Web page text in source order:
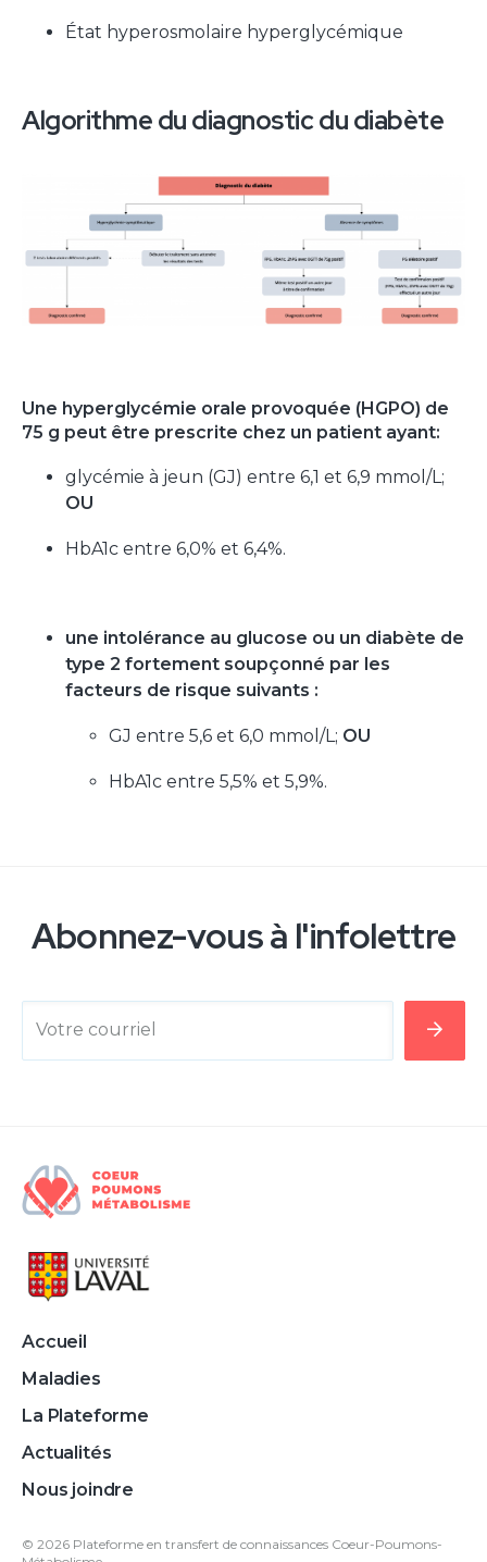
État hyperosmolaire hyperglycémique
Algorithme du diagnostic du diabète
Une hyperglycémie orale provoquée (HGPO) de
75 g peut être prescrite chez un patient ayant:
glycémie à jeun (GJ) entre 6,1 et 6,9 mmol/L;
OU
HbA1c entre 6,0% et 6,4%.
une intolérance au glucose ou un diabète de
type 2 fortement soupçonné par les
facteurs de risque suivants :
GJ entre 5,6 et 6,0 mmol/L; OU
HbA1c entre 5,5% et 5,9%.
Abonnez-vous à l'infolettre
Accueil
Maladies
La Plateforme
Actualités
Nous joindre
© 2026 Plateforme en transfert de connaissances Coeur-Poumons-